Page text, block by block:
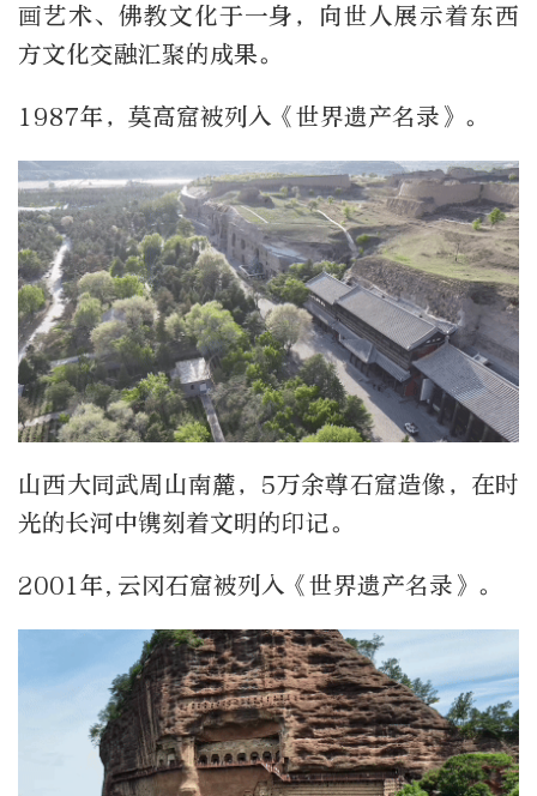
画艺术、佛教文化于一身，向世人展示着东西
方文化交融汇聚的成果。
1987年，莫高窟被列入《世界遗产名录》。
山西大同武周山南麓，5万余尊石窟造像，在时
光的长河中镌刻着文明的印记。
2001年,云冈石窟被列入《世界遗产名录》。